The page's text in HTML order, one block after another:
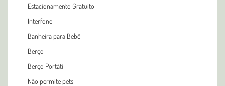
Estacionamento Gratuito
Interfone
Banheira para Bebê
Berço
Berço Portátil
Não permite pets